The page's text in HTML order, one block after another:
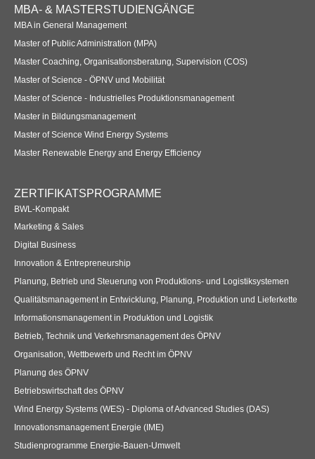
Betriebswirtschaft des ÖPNV
Planspiel Produktionssteuerung und Logistik
Industrie 4.0
Übersicht
Übersicht
Business Spotlight
Übersicht
Footer
Navigation
MBA- & MASTERSTUDIENGÄNGE
MBA in General Management
Master of Public Administration (MPA)
Master Coaching, Organisationsberatung, Supervision (COS)
Master of Science - ÖPNV und Mobilität
Master of Science - Industrielles Produktionsmanagement
Master in Bildungsmanagement
Master of Science Wind Energy Systems
Master Renewable Energy and Energy Efficiency
ZERTIFIKATSPROGRAMME
BWL-Kompakt
Marketing & Sales
Digital Business
Innovation & Entrepreneurship
Planung, Betrieb und Steuerung von Produktions- und Logistiksystemen
Qualitätsmanagement in Entwicklung, Planung, Produktion und Lieferkette
Informationsmanagement in Produktion und Logistik
Betrieb, Technik und Verkehrsmanagement des ÖPNV
Organisation, Wettbewerb und Recht im ÖPNV
Planung des ÖPNV
Betriebswirtschaft des ÖPNV
Wind Energy Systems (WES) - Diploma of Advanced Studies (DAS)
Innovationsmanagement Energie (IME)
Studienprogramme Energie-Bauen-Umwelt